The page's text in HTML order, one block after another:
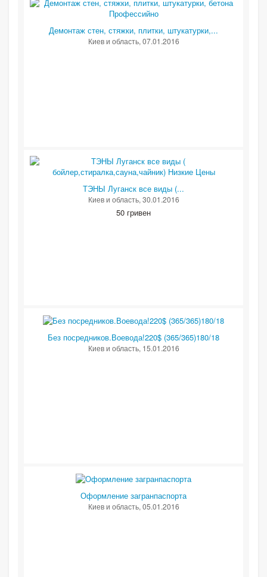
Демонтаж стен, стяжки, плитки, штукатурки,...
Киев и область, 07.01.2016
ТЭНЫ Луганск все виды (...
Киев и область, 30.01.2016
50 гривен
Без посредников.Воевода!220$ (365/365)180/18
Киев и область, 15.01.2016
Оформление загранпаспорта
Киев и область, 05.01.2016